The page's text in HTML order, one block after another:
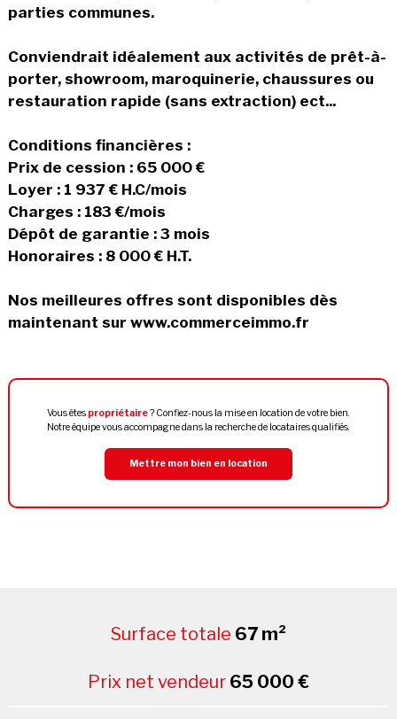
parties communes.
Conviendrait idéalement aux activités de prêt-à-
porter, showroom, maroquinerie, chaussures ou
restauration rapide (sans extraction) ect...
Conditions financières :
Prix de cession : 65 000 €
Loyer : 1 937 € H.C/mois
Charges : 183 €/mois
Dépôt de garantie : 3 mois
Honoraires : 8 000 € H.T.
Nos meilleures offres sont disponibles dès
maintenant sur www.commerceimmo.fr
Vous êtes propriétaire? Confiez-nous la mise en location de votre bien.
Notre équipe vous accompagne dans la recherche de locataires qualifiés.
Mettre mon bien en location
Surface totale 67 m²
Prix net vendeur 65 000 €